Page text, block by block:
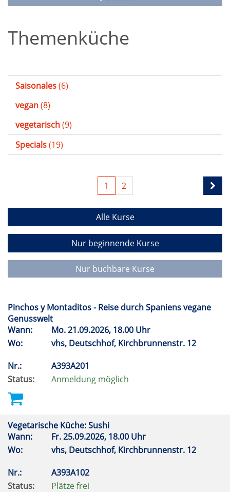
Themenküche
Saisonales(6)
vegan(8)
vegetarisch(9)
Specials(19)
1 2
Alle Kurse
Nur beginnende Kurse
Nur buchbare Kurse
Pinchos y Montaditos - Reise durch Spaniens vegane
Genusswelt
Wann:
Mo.21.09.2026, 18.00 Uhr
Wo:
vhs, Deutschhof, Kirchbrunnenstr. 12
Nr.:
A393A201
Status:
Anmeldung möglich
Vegetarische Küche: Sushi
Wann:
Fr.25.09.2026, 18.00 Uhr
Wo:
vhs, Deutschhof, Kirchbrunnenstr. 12
Nr.:
A393A102
Status:
Plätze frei